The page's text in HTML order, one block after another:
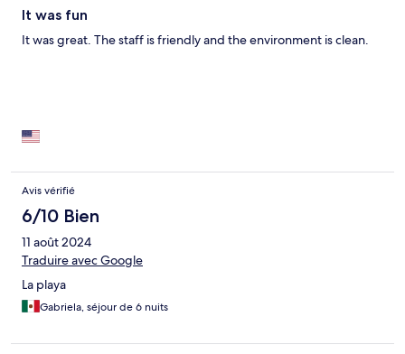
It was fun
It was great. The staff is friendly and the environment is clean.
Avis vérifié
6/10 Bien
11 août 2024
Traduire avec Google
La playa
Gabriela, séjour de 6 nuits